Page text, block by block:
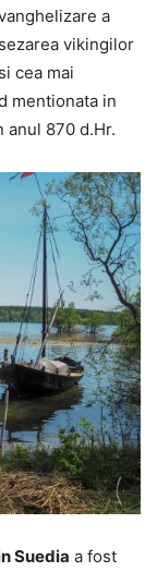
a
vikingilor
cea mai
mentionata in
anul 870 d.Hr.
Suedia a fost